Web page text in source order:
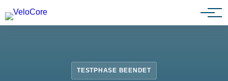
Partnerprogramm
TESTPHASE BEENDET